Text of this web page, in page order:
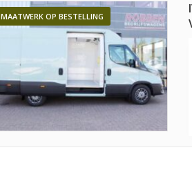
MAATWERK OP BESTELLING